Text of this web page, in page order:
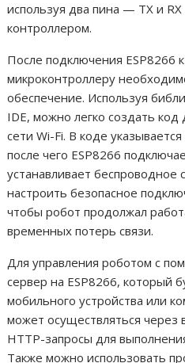
используя два пина — TX и
контроллером.
После подключения ESP8266
микроконтроллеру
обеспечение. Используя
IDE, можно легко создать
сети Wi-Fi. В коде
после чего ESP8266
устанавливает
настроить безопасное
чтобы робот продолжал
временных потерь связи.
Для управления роботом с
сервер на ESP8266, который
мобильного устройства или
может осуществляться через
HTTP-запросы для
Также можно использовать